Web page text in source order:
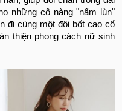
những cô nàng "nấm lùn"
đi cùng một đôi bốt cao cổ
thiện phong cách nữ sinh